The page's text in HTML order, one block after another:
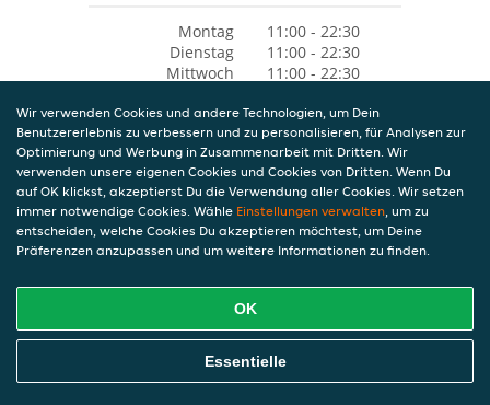
Montag
11:00 - 22:30
Dienstag
11:00 - 22:30
Mittwoch
11:00 - 22:30
Freitag
11:00 - 22:30
Samstag
11:00 - 22:30
Sonntag
12:00 - 22:30
Wir verwenden Cookies und andere Technologien, um Dein
Benutzererlebnis zu verbessern und zu personalisieren, für Analysen zur
Optimierung und Werbung in Zusammenarbeit mit Dritten. Wir
verwenden unsere eigenen Cookies und Cookies von Dritten. Wenn Du
auf OK klickst, akzeptierst Du die Verwendung aller Cookies. Wir setzen
immer notwendige Cookies. Wähle Einstellungen verwalten, um zu
entscheiden, welche Cookies Du akzeptieren möchtest, um Deine
Präferenzen anzupassen und um weitere Informationen zu finden.
OK
Essentielle